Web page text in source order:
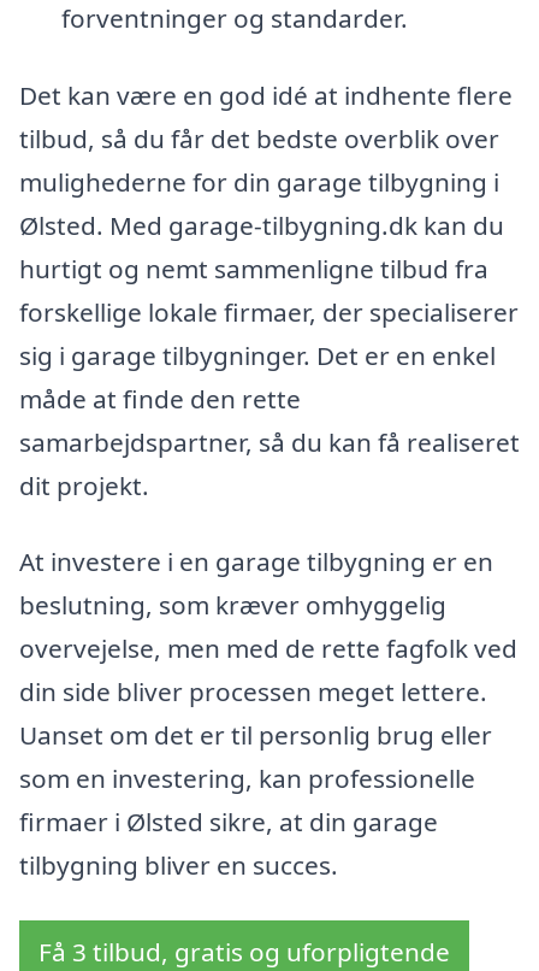
forventninger og standarder.
Det kan være en god idé at indhente flere
tilbud, så du får det bedste overblik over
mulighederne for din garage tilbygning i
Ølsted. Med garage-tilbygning.dk kan du
hurtigt og nemt sammenligne tilbud fra
forskellige lokale firmaer, der specialiserer
sig i garage tilbygninger. Det er en enkel
måde at finde den rette
samarbejdspartner, så du kan få realiseret
dit projekt.
At investere i en garage tilbygning er en
beslutning, som kræver omhyggelig
overvejelse, men med de rette fagfolk ved
din side bliver processen meget lettere.
Uanset om det er til personlig brug eller
som en investering, kan professionelle
firmaer i Ølsted sikre, at din garage
tilbygning bliver en succes.
Få 3 tilbud, gratis og uforpligtende